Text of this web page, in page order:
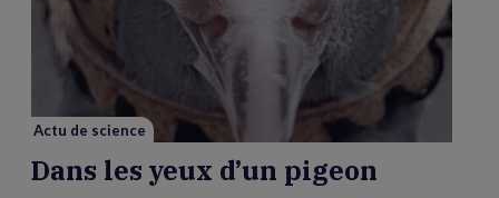
Actu de science
Dans les yeux d’un pigeon